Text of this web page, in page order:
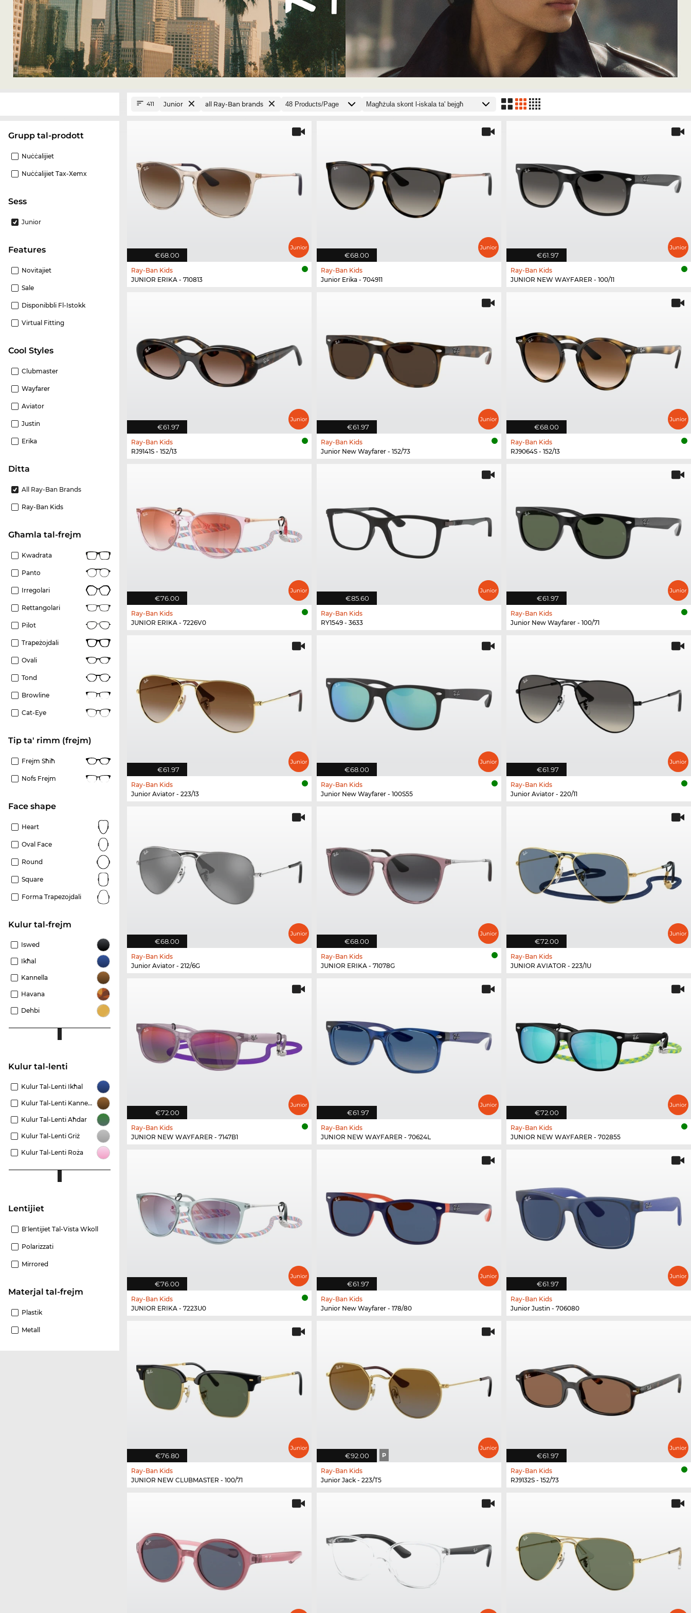
Grupp tal-prodott
Nuċċalijiet
Nuċċalijiet Tax-Xemx
Sess
Junior
Features
Novitajiet
Sale
Disponibbli Fl-Istokk
Virtual Fitting
Cool Styles
Clubmaster
Wayfarer
Aviator
Justin
Erika
Ditta
All Ray-Ban Brands
Ray-Ban Kids
Għamla tal-frejm
Kwadrata
Panto
Irregolari
Rettangolari
Pilot
Trapeżojdali
Ovali
Tond
Browline
Cat-Eye
Tip ta' rimm (frejm)
Frejm Sħiħ
Nofs Frejm
Face shape
Heart
Oval Face
Round
Square
Forma Trapezojdali
Kulur tal-frejm
Iswed
Ikħal
Kannella
Havana
Dehbi
Kulur tal-lenti
Kulur Tal-Lenti Ikħal
Kulur Tal-Lenti Kannella
Kulur Tal-Lenti Aħdar
Kulur Tal-Lenti Griż
Kulur Tal-Lenti Roża
Lentijiet
B'lentijiet Tal-Vista Wkoll
Polarizzati
Mirrored
Materjal tal-frejm
Plastik
Metall
411 Junior all Ray-Ban brands
€68.00
Ray-Ban Kids
JUNIOR ERIKA - 710813
€68.00
Ray-Ban Kids
Junior Erika - 704911
€61.97
Ray-Ban Kids
JUNIOR NEW WAYFARER - 100/11
€61.97
Ray-Ban Kids
RJ9141S - 152/13
€61.97
Ray-Ban Kids
Junior New Wayfarer - 152/73
€68.00
Ray-Ban Kids
RJ9064S - 152/13
€76.00
Ray-Ban Kids
JUNIOR ERIKA - 7226V0
€85.60
Ray-Ban Kids
RY1549 - 3633
€61.97
Ray-Ban Kids
Junior New Wayfarer - 100/71
€61.97
Ray-Ban Kids
Junior Aviator - 223/13
€68.00
Ray-Ban Kids
Junior New Wayfarer - 100S55
€61.97
Ray-Ban Kids
Junior Aviator - 220/11
€68.00
Ray-Ban Kids
Junior Aviator - 212/6G
€68.00
Ray-Ban Kids
JUNIOR ERIKA - 71078G
€72.00
Ray-Ban Kids
JUNIOR AVIATOR - 223/1U
€72.00
Ray-Ban Kids
JUNIOR NEW WAYFARER - 7147B1
€61.97
Ray-Ban Kids
JUNIOR NEW WAYFARER - 70624L
€72.00
Ray-Ban Kids
JUNIOR NEW WAYFARER - 702855
€76.00
Ray-Ban Kids
JUNIOR ERIKA - 7223U0
€61.97
Ray-Ban Kids
Junior New Wayfarer - 178/80
€61.97
Ray-Ban Kids
Junior Justin - 706080
€76.80
Ray-Ban Kids
JUNIOR NEW CLUBMASTER - 100/71
€92.00 P
Ray-Ban Kids
Junior Jack - 223/T5
€61.97
Ray-Ban Kids
RJ9132S - 152/73